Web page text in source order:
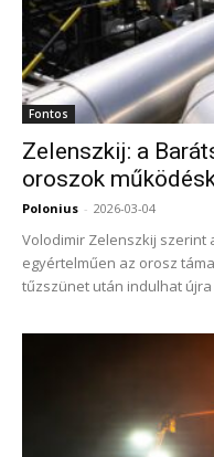
Fontos
Zelenszkij: a
oroszok
Polonius - 2026-03-04
Volodimir Zelenszkij szerint
egyértelműen az orosz
tűzszünet után indulhat újra